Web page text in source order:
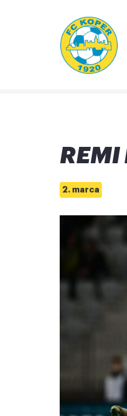
REMI
2. marca